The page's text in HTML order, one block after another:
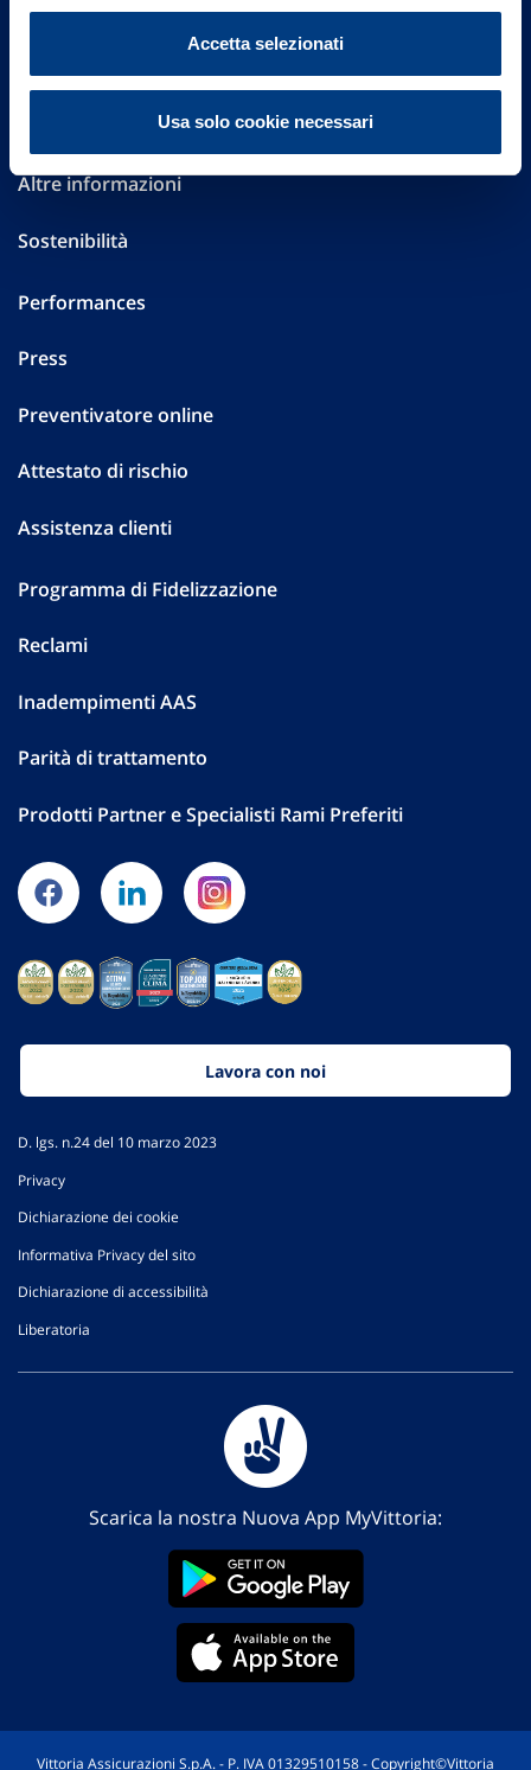
Accetta selezionati
Usa solo cookie necessari
FAQ
Governance
Investor Relations
Altre informazioni
Sostenibilità
Performances
Press
Preventivatore online
Attestato di rischio
Assistenza clienti
Programma di Fidelizzazione
Reclami
Inadempimenti AAS
Parità di trattamento
Prodotti Partner e Specialisti Rami Preferiti
Lavora con noi
D. lgs. n.24 del 10 marzo 2023
Privacy
Dichiarazione dei cookie
Informativa Privacy del sito
Dichiarazione di accessibilità
Liberatoria
Scarica la nostra Nuova App MyVittoria:
Vittoria Assicurazioni S.p.A. - P. IVA 01329510158 - Copyright©Vittoria